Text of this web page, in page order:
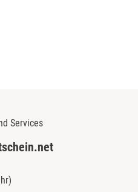
Services